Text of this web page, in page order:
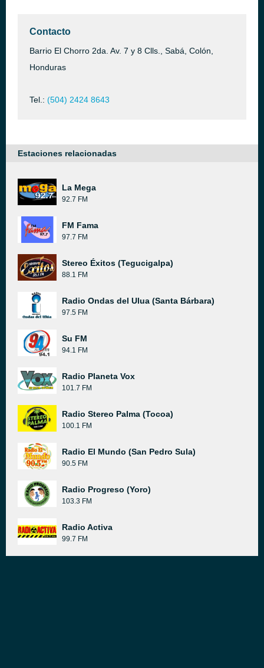
Contacto
Barrio El Chorro 2da. Av. 7 y 8 Clls., Sabá, Colón,
Honduras
Tel.: (504) 2424 8643
Estaciones relacionadas
La Mega
92.7 FM
FM Fama
97.7 FM
Stereo Éxitos (Tegucigalpa)
88.1 FM
Radio Ondas del Ulua (Santa Bárbara)
97.5 FM
Su FM
94.1 FM
Radio Planeta Vox
101.7 FM
Radio Stereo Palma (Tocoa)
100.1 FM
Radio El Mundo (San Pedro Sula)
90.5 FM
Radio Progreso (Yoro)
103.3 FM
Radio Activa
99.7 FM